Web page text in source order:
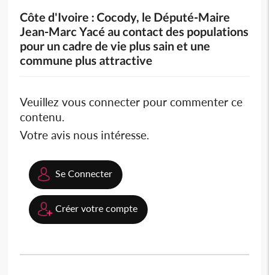
Côte d'Ivoire : Cocody, le Député-Maire
Jean-Marc Yacé au contact des populations
pour un cadre de vie plus sain et une
commune plus attractive
Veuillez vous connecter pour commenter ce
contenu.
Votre avis nous intéresse.
Se Connecter
Créer votre compte